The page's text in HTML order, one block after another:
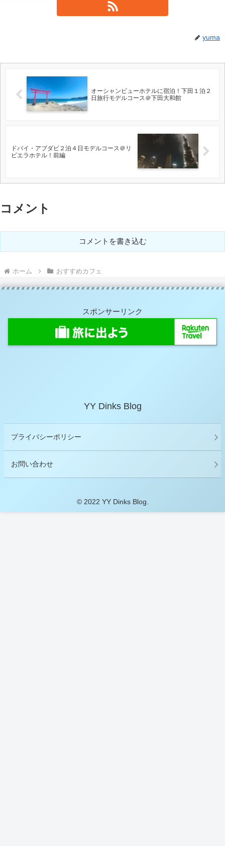
yuma
オーシャンビューホテルに宿泊！下田１泊２
日旅行モデルコース＠下田大和館
ドバイ・アブダビ２泊４日モデルコース＠リ
ビエラホテル！前編
コメント
コメントを書き込む
ホーム おすすめカフェ
スポンサーリンク
YY Dinks Blog
プライバシーポリシー
お問い合わせ
© 2022 YY Dinks Blog.